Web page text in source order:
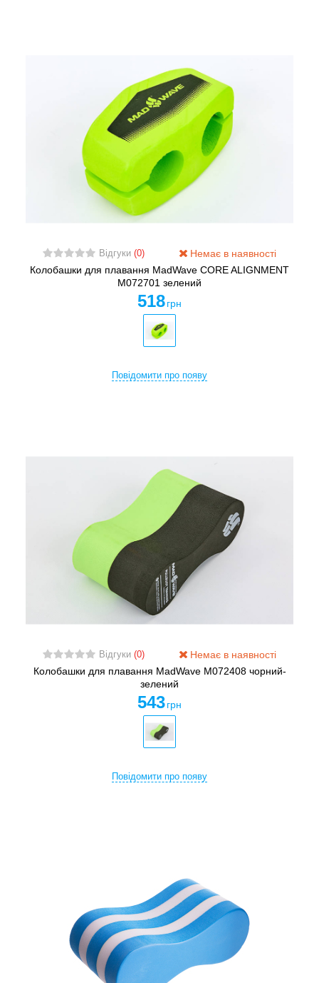
Відгуки(0)
Немає в наявності
Колобашки для плавання MadWave CORE ALIGNMENT
M072701 зелений
518 грн
Повідомити про появу
Відгуки(0)
Немає в наявності
Колобашки для плавання MadWave M072408 чорний-
зелений
543 грн
Повідомити про появу